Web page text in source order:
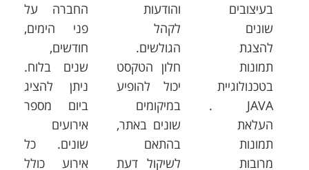
בעיצובים
שונים
להצגת
תמונות
בטכנולוגיית
JAVA .
העלאת
תמונות
מרובות
והודעות
לקהל
הגולשים.
חלון הטקסט
יכול להופיע
במיקומים
שונים באתר,
בהתאם
לשיקול דעת
החברה על
פני הימים,
חודשים,
שנים בלוח.
ניתן להציג
ביום מספר
אירועים
שונים. כל
אירוע כולל